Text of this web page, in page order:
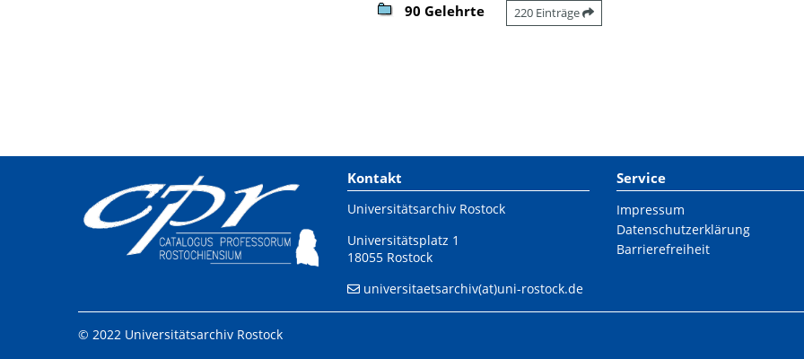
90 Gelehrte 220 Einträge
Kontakt
Universitätsarchiv Rostock
Universitätsplatz 1
18055 Rostock
universitaetsarchiv(at)uni-rostock.de
Service
Impressum
Datenschutzerklärung
Barrierefreiheit
© 2022 Universitätsarchiv Rostock